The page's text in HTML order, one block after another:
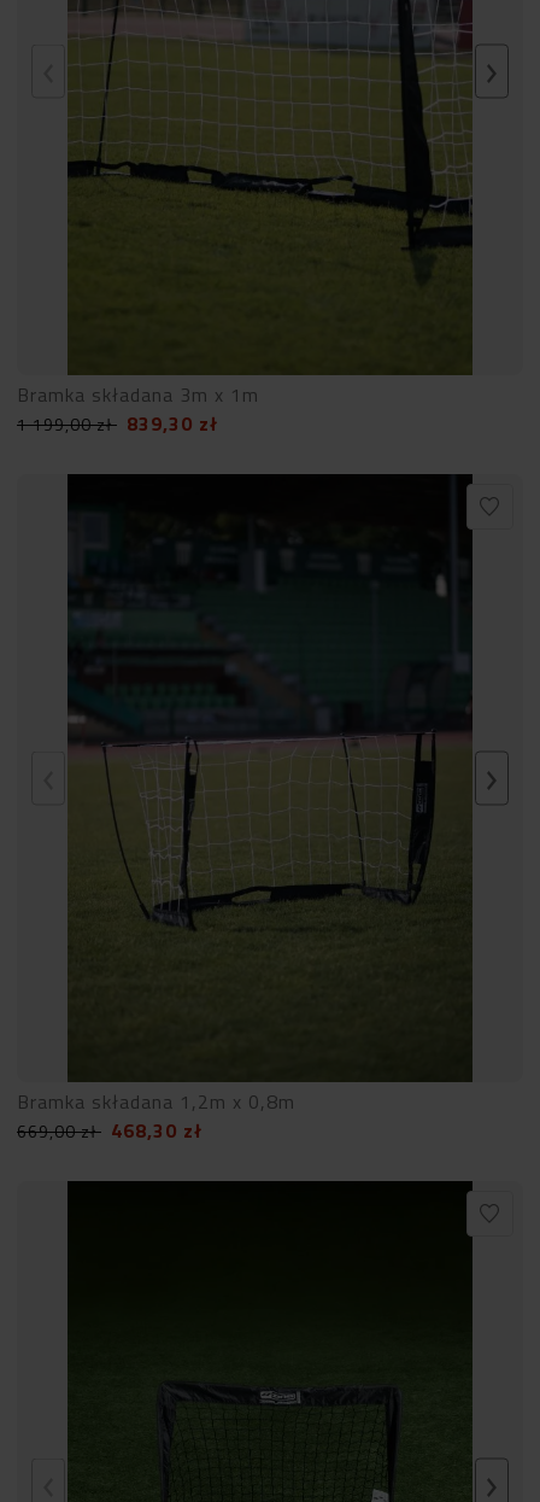
Bramka składana 3m x 1m
1 199,00zł 839,30 zł
Bramka składana 1,2m x 0,8m
669,00zł 468,30 zł